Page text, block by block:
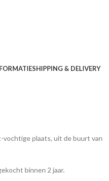
SHIPPING & DELIVERY
vochtige plaats, uit de buurt van
binnen 2 jaar.